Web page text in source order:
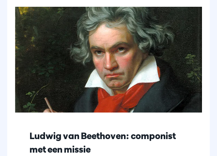
Ludwig van Beethoven: componist
met een missie